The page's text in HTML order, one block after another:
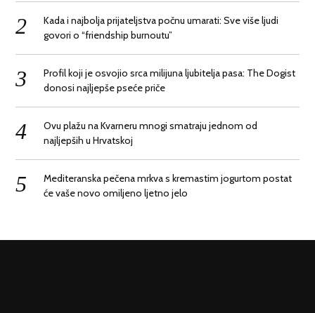
Kada i najbolja prijateljstva počnu umarati: Sve više ljudi
govori o “friendship burnoutu”
Profil koji je osvojio srca milijuna ljubitelja pasa: The Dogist
donosi najljepše pseće priče
Ovu plažu na Kvarneru mnogi smatraju jednom od
najljepših u Hrvatskoj
Mediteranska pečena mrkva s kremastim jogurtom postat
će vaše novo omiljeno ljetno jelo